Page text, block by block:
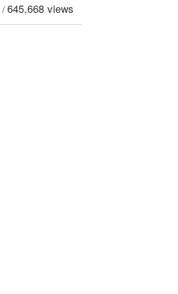
/ 645,668 views